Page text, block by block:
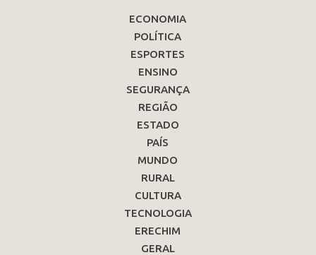
ECONOMIA
POLÍTICA
ESPORTES
ENSINO
SEGURANÇA
REGIÃO
ESTADO
PAÍS
MUNDO
RURAL
CULTURA
TECNOLOGIA
ERECHIM
GERAL